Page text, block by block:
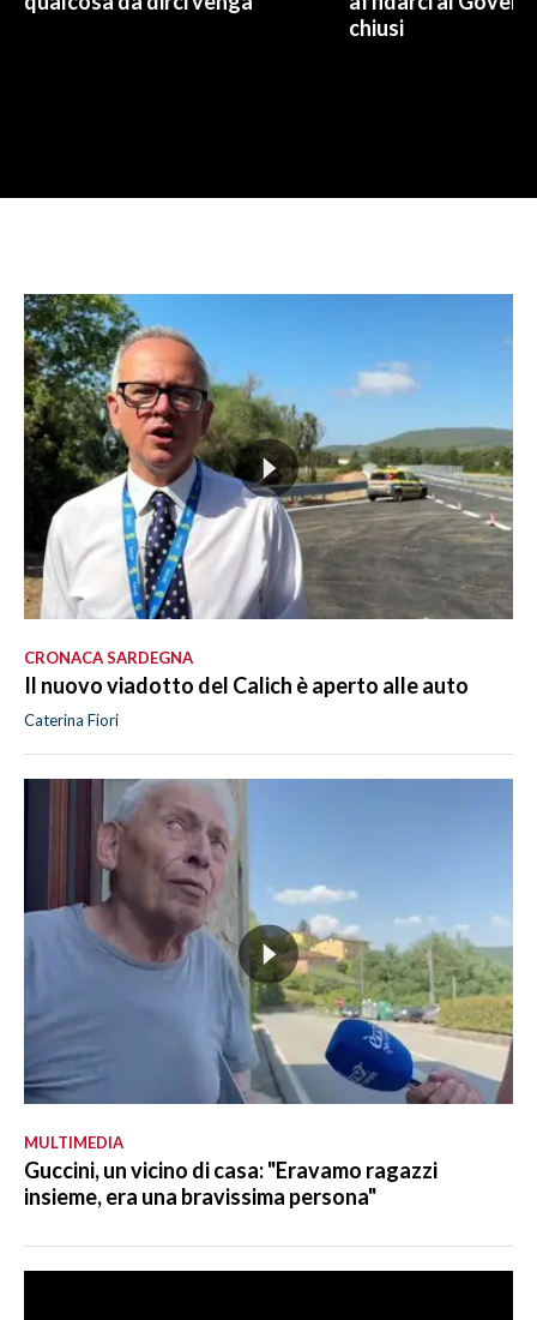
chiusi
CRONACA SARDEGNA
Il nuovo viadotto del Calich è aperto alle auto
Caterina Fiori
MULTIMEDIA
Guccini, un vicino di casa: "Eravamo ragazzi
insieme, era una bravissima persona"